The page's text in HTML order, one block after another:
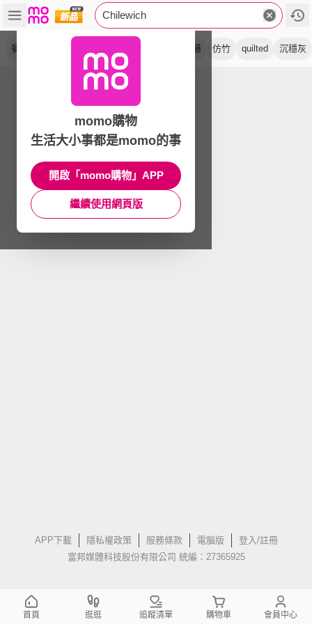
Chilewich
餐墊 仿藤 仿竹 quilted 沉穩灰
APP下載 隱私權政策 服務條款 電腦版
登入/註冊
富邦媒體科技股份有限公司 統編：27365925
momo購物
生活大小事都是momo的事
開啟「momo購物」APP
繼續使用網頁版
首頁 逛逛 追蹤清單 購物車 會員中心